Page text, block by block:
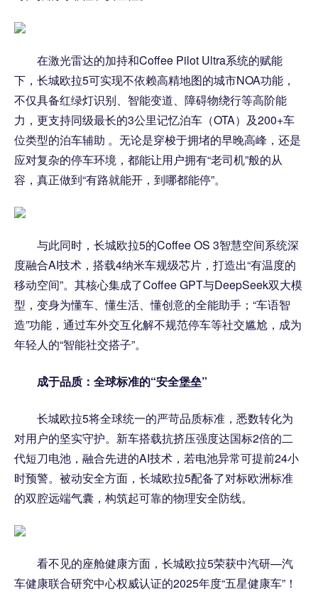
在激光雷达的加持和Coffee Pilot Ultra系统的赋能
下，长城欧拉5可实现不依赖高精地图的城市NOA功能，
不仅具备红绿灯识别、智能变道、障碍物绕行等高阶能
力，更支持同级最长的3公里记忆泊车（OTA）及200+车
位类型的泊车辅助 。无论是穿梭于拥堵的早晚高峰，还是
应对复杂的停车环境，都能让用户拥有“老司机”般的从
容，真正做到“有路就能开，到哪都能停”。
与此同时，长城欧拉5的Coffee OS 3智慧空间系统深
度融合AI技术，搭载4纳米车规级芯片，打造出“有温度的
移动空间”。其核心集成了Coffee GPT与DeepSeek双大模
型，变身为懂车、懂生活、懂创意的全能助手；“车语智
造”功能，通过车外交互化解不规范停车等社交尴尬，成为
年轻人的“智能社交搭子”。
成于品质：全球标准的“安全堡垒”
长城欧拉5将全球统一的严苛品质标准，悉数转化为
对用户的坚实守护。新车搭载抗挤压强度达国标2倍的二
代短刀电池，融合先进的AI技术，若电池异常可提前24小
时预警。被动安全方面，长城欧拉5配备了对标欧洲标准
的双腔远端气囊，构筑起可靠的物理安全防线。
看不见的座舱健康方面，长城欧拉5荣获中汽研—汽
车健康联合研究中心权威认证的2025年度“五星健康车”！